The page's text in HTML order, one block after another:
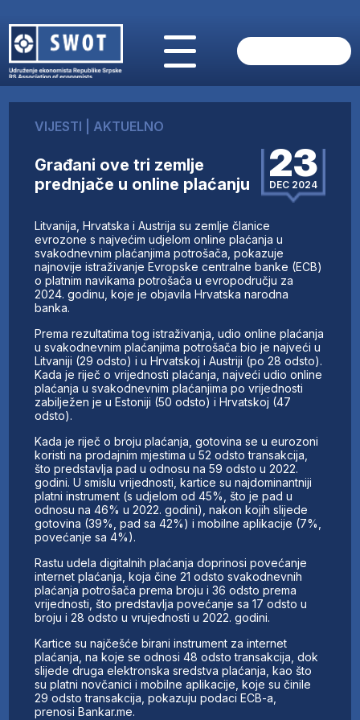
O NAMA
AKTUELNO
ANALIZE
FINANSIJE
IZ STRANIH MEDIJA
AKTIVNOSTI
SWOT INTERVJU
UČLANI SE
KONTAKT
VIJESTI AKTUELNO
Građani ove tri zemlje
prednjače u online plaćanju
23
DEC 2024
Litvanija, Hrvatska i Austrija su zemlje članice
evrozone s najvećim udjelom online plaćanja u
svakodnevnim plaćanjima potrošača, pokazuje
najnovije istraživanje Evropske centralne banke (ECB)
o platnim navikama potrošača u evropodručju za
2024. godinu, koje je objavila Hrvatska narodna
banka.
Prema rezultatima tog istraživanja, udio online plaćanja
u svakodnevnim plaćanjima potrošača bio je najveći u
Litvaniji (29 odsto) i u Hrvatskoj i Austriji (po 28 odsto).
Kada je riječ o vrijednosti plaćanja, najveći udio online
plaćanja u svakodnevnim plaćanjima po vrijednosti
zabilježen je u Estoniji (50 odsto) i Hrvatskoj (47
odsto).
Kada je riječ o broju plaćanja, gotovina se u eurozoni
koristi na prodajnim mjestima u 52 odsto transakcija,
što predstavlja pad u odnosu na 59 odsto u 2022.
godini. U smislu vrijednosti, kartice su najdominantniji
platni instrument (s udjelom od 45%, što je pad u
odnosu na 46% u 2022. godini), nakon kojih slijede
gotovina (39%, pad sa 42%) i mobilne aplikacije (7%,
povećanje sa 4%).
Rastu udela digitalnih plaćanja doprinosi povećanje
internet plaćanja, koja čine 21 odsto svakodnevnih
plaćanja potrošača prema broju i 36 odsto prema
vrijednosti, što predstavlja povećanje sa 17 odsto u
broju i 28 odsto u vrujednosti u 2022. godini.
Kartice su najčešće birani instrument za internet
plaćanja, na koje se odnosi 48 odsto transakcija, dok
slijede druga elektronska sredstva plaćanja, kao što
su platni novčanici i mobilne aplikacije, koje su činile
29 odsto transakcija, pokazuju podaci ECB-a,
prenosi Bankar.me.